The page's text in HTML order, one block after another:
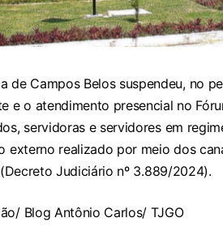
de Campos Belos suspendeu, no
e o atendimento presencial no
servidoras e servidores em
externo realizado por meio dos
Judiciário nº 3.889/2024).
Blog Antônio Carlos/ TJGO